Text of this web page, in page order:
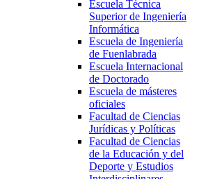
Escuela Técnica
Superior de Ingeniería
Informática
Escuela de Ingeniería
de Fuenlabrada
Escuela Internacional
de Doctorado
Escuela de másteres
oficiales
Facultad de Ciencias
Jurídicas y Políticas
Facultad de Ciencias
de la Educación y del
Deporte y Estudios